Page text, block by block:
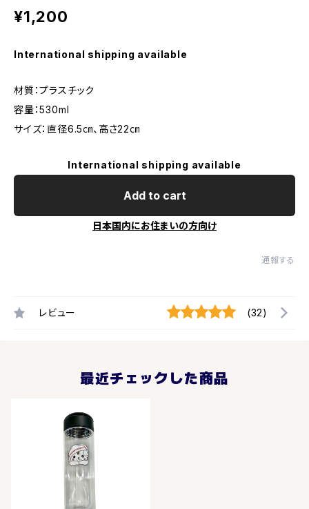
¥1,200
International shipping available
材質：プラスチック
容量：530ml
サイズ：直径6.5㎝、高さ22㎝
International shipping available
Add to cart
日本国内にお住まいの方向け
通報する
レビュー (32)
最近チェックした商品